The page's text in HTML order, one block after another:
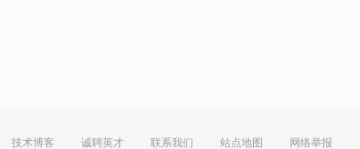
技术博客 诚聘英才 联系我们 站点地图 网络举报